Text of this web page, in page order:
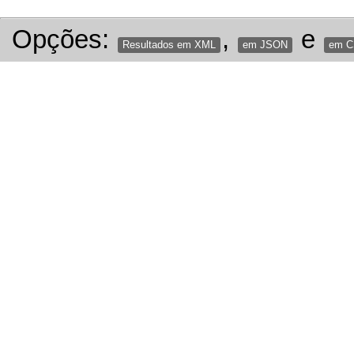
Opções: Resultados em XML , em JSON e em